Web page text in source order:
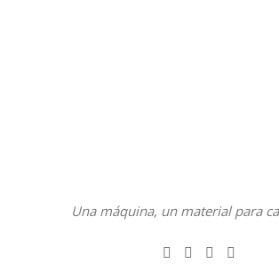
Una máquina, un material para